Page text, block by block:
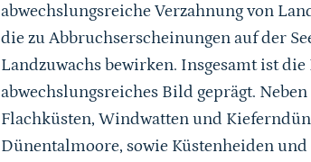
abwechslungsreiche Verzahnung von
die zu Abbruchserscheinungen auf der
Landzuwachs bewirken. Insgesamt ist
abwechslungsreiches Bild geprägt.
Flachküsten, Windwatten und
Dünentalmoore, sowie Küstenheiden